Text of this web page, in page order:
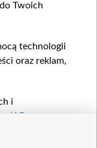
Twoich
technologii
oraz reklam,
i
IAB
reklam,